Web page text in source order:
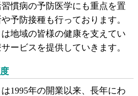
慣病の予防医学にも重点を置
予防接種も行っております。
地域の皆様の健康を支えてい
ービスを提供していきます。
1995年の開業以来、長年にわ